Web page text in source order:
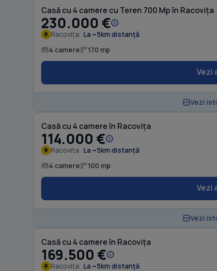
Casă cu 4 camere cu Teren 700 Mp în Racovița
230.000 €
Racovița La ~5km distanță
4 camere 170 mp
Vezi
Vezi
Casă cu 4 camere în Racovița
114.000 €
Racovița La ~5km distanță
4 camere 100 mp
Vezi
Vezi
Casă cu 4 camere în Racovița
169.500 €
Racovița La ~5km distanță